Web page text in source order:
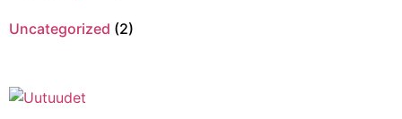
Uncategorized (2)